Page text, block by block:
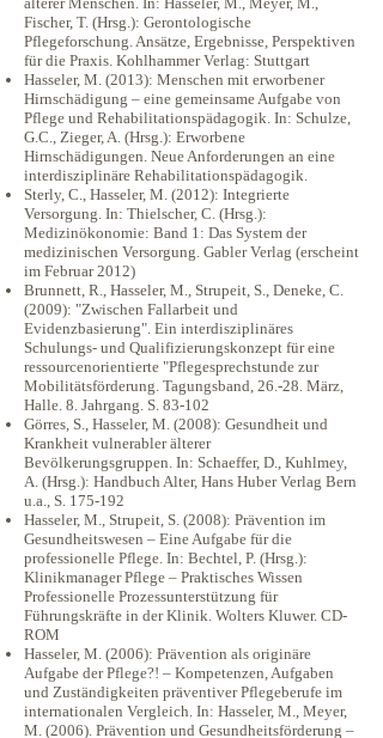
Fischer, T. (Hrsg.): Gerontologische
Pflegeforschung. Ansätze, Ergebnisse, Perspektiven
für die Praxis. Kohlhammer Verlag: Stuttgart
Hasseler, M. (2013): Menschen mit erworbener
Hirnschädigung – eine gemeinsame Aufgabe von
Pflege und Rehabilitationspädagogik. In: Schulze,
G.C., Zieger, A. (Hrsg.): Erworbene
Hirnschädigungen. Neue Anforderungen an eine
interdisziplinäre Rehabilitationspädagogik.
Sterly, C., Hasseler, M. (2012): Integrierte
Versorgung. In: Thielscher, C. (Hrsg.):
Medizinökonomie: Band 1: Das System der
medizinischen Versorgung. Gabler Verlag (erscheint
im Februar 2012)
Brunnett, R., Hasseler, M., Strupeit, S., Deneke, C.
(2009): "Zwischen Fallarbeit und
Evidenzbasierung". Ein interdisziplinäres
Schulungs- und Qualifizierungskonzept für eine
ressourcenorientierte "Pflegesprechstunde zur
Mobilitätsförderung. Tagungsband, 26.-28. März,
Halle. 8. Jahrgang. S. 83-102
Görres, S., Hasseler, M. (2008): Gesundheit und
Krankheit vulnerabler älterer
Bevölkerungsgruppen. In: Schaeffer, D., Kuhlmey,
A. (Hrsg.): Handbuch Alter, Hans Huber Verlag Bern
u.a., S. 175-192
Hasseler, M., Strupeit, S. (2008): Prävention im
Gesundheitswesen – Eine Aufgabe für die
professionelle Pflege. In: Bechtel, P. (Hrsg.):
Klinikmanager Pflege – Praktisches Wissen
Professionelle Prozessunterstützung für
Führungskräfte in der Klinik. Wolters Kluwer. CD-
ROM
Hasseler, M. (2006): Prävention als originäre
Aufgabe der Pflege?! – Kompetenzen, Aufgaben
und Zuständigkeiten präventiver Pflegeberufe im
internationalen Vergleich. In: Hasseler, M., Meyer,
M. (2006). Prävention und Gesundheitsförderung –